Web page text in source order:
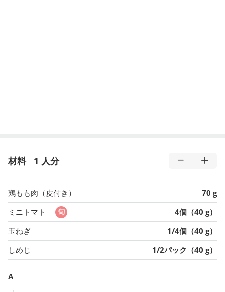
材料 1 人分
鶏もも肉（皮付き）
70 g
ミニトマト
4個（40 g）
玉ねぎ
1/4個（40 g）
しめじ
1/2パック（40 g）
A